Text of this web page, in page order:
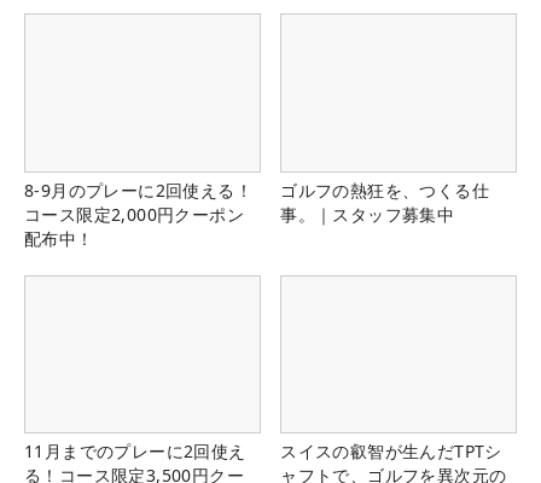
8-9月のプレーに2回使える！
コース限定2,000円クーポン
配布中！
ゴルフの熱狂を、つくる仕
事。｜スタッフ募集中
11月までのプレーに2回使え
る！コース限定3,500円クー
スイスの叡智が生んだTPTシ
ャフトで、ゴルフを異次元の